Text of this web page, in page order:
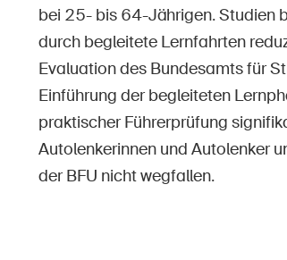
bei 25- bis 64-Jährigen. Studien
durch begleitete Lernfahrten
Evaluation des Bundesamts für
Einführung der begleiteten
praktischer Führerprüfung
Autolenkerinnen und Autolenker
der BFU nicht wegfallen.